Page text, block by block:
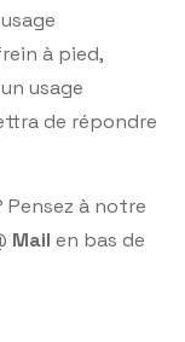
à pied,
usage
de répondre
Pensez à notre
Mail en bas de